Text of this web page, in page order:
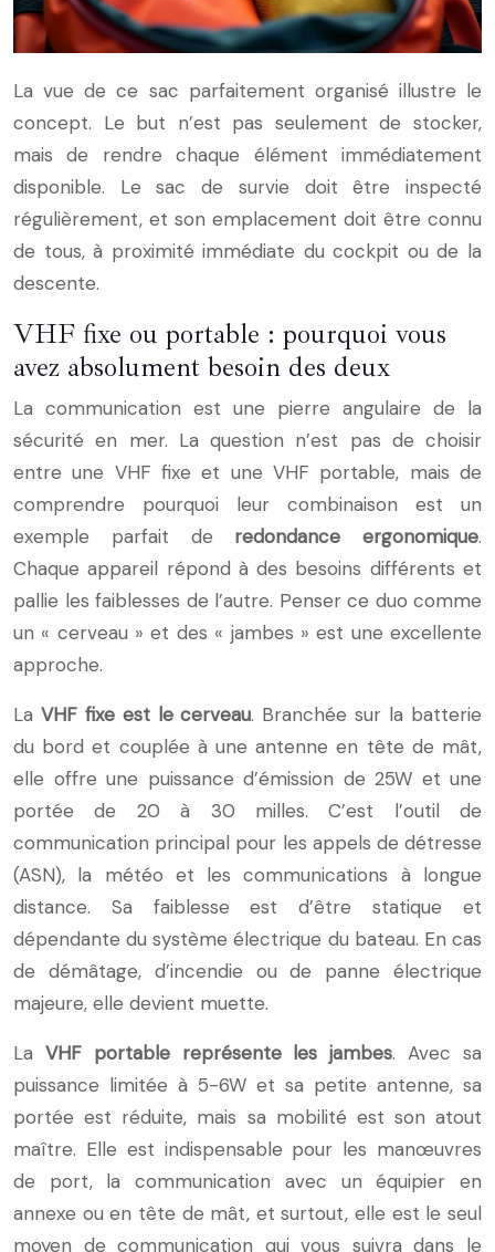
La vue de ce sac parfaitement organisé illustre le
concept. Le but n’est pas seulement de stocker,
mais de rendre chaque élément immédiatement
disponible. Le sac de survie doit être inspecté
régulièrement, et son emplacement doit être connu
de tous, à proximité immédiate du cockpit ou de la
descente.
VHF fixe ou portable : pourquoi vous
avez absolument besoin des deux
La communication est une pierre angulaire de la
sécurité en mer. La question n’est pas de choisir
entre une VHF fixe et une VHF portable, mais de
comprendre pourquoi leur combinaison est un
exemple parfait de redondance ergonomique.
Chaque appareil répond à des besoins différents et
pallie les faiblesses de l’autre. Penser ce duo comme
un « cerveau » et des « jambes » est une excellente
approche.
La VHF fixe est le cerveau. Branchée sur la batterie
du bord et couplée à une antenne en tête de mât,
elle offre une puissance d’émission de 25W et une
portée de 20 à 30 milles. C’est l’outil de
communication principal pour les appels de détresse
(ASN), la météo et les communications à longue
distance. Sa faiblesse est d’être statique et
dépendante du système électrique du bateau. En cas
de démâtage, d’incendie ou de panne électrique
majeure, elle devient muette.
La VHF portable représente les jambes. Avec sa
puissance limitée à 5-6W et sa petite antenne, sa
portée est réduite, mais sa mobilité est son atout
maître. Elle est indispensable pour les manœuvres
de port, la communication avec un équipier en
annexe ou en tête de mât, et surtout, elle est le seul
moyen de communication qui vous suivra dans le